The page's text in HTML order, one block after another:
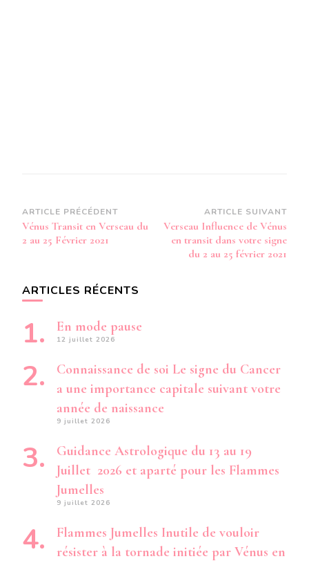
Navigation
d’article
ARTICLE PRÉCÉDENT
Vénus Transit en Verseau du
2 au 25 Février 2021
ARTICLE SUIVANT
Verseau Influence de Vénus
en transit dans votre signe
du 2 au 25 février 2021
ARTICLES RÉCENTS
En mode pause
12 juillet 2026
Connaissance de soi Le signe du Cancer
a une importance capitale suivant votre
année de naissance
9 juillet 2026
Guidance Astrologique du 13 au 19
Juillet 2026 et aparté pour les Flammes
Jumelles
9 juillet 2026
Flammes Jumelles Inutile de vouloir
résister à la tornade initiée par Vénus en